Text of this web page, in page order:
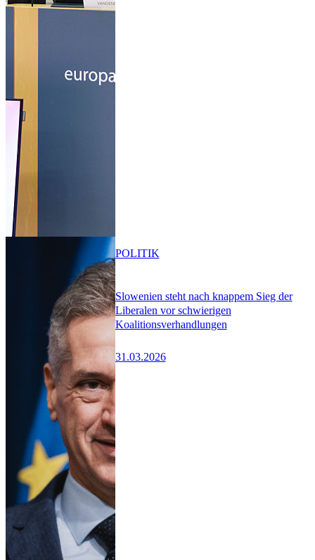
Slowenien steht nach knappem Sieg der
Liberalen vor schwierigen
Koalitionsverhandlungen
31.03.2026
POLITIK